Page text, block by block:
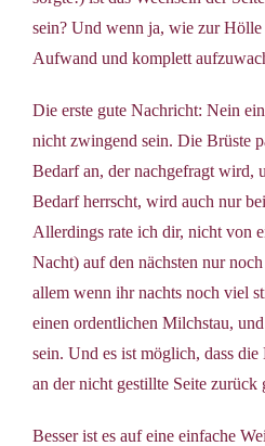
sein? Und wenn ja, wie zur Hölle
Aufwand und komplett
Die erste gute Nachricht: Nein
nicht zwingend sein. Die Brüste
Bedarf an, der nachgefragt wird,
Bedarf herrscht, wird auch nur
Allerdings rate ich dir, nicht von
Nacht) auf den nächsten nur
allem wenn ihr nachts noch viel
einen ordentlichen Milchstau,
sein. Und es ist möglich, dass
an der nicht gestillte Seite zurück
Besser ist es auf eine einfache